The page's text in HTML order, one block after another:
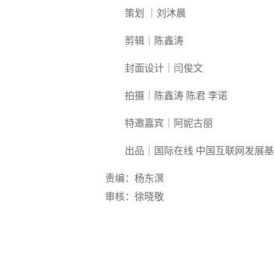
策划 ｜刘沐晨
剪辑｜陈鑫涛
封面设计｜闫俊文
拍摄｜陈鑫涛 陈君 李诺
特邀嘉宾｜阿妮古丽
出品｜国际在线 中国互联网发展基
责编：杨东溟
审核：徐晓敬